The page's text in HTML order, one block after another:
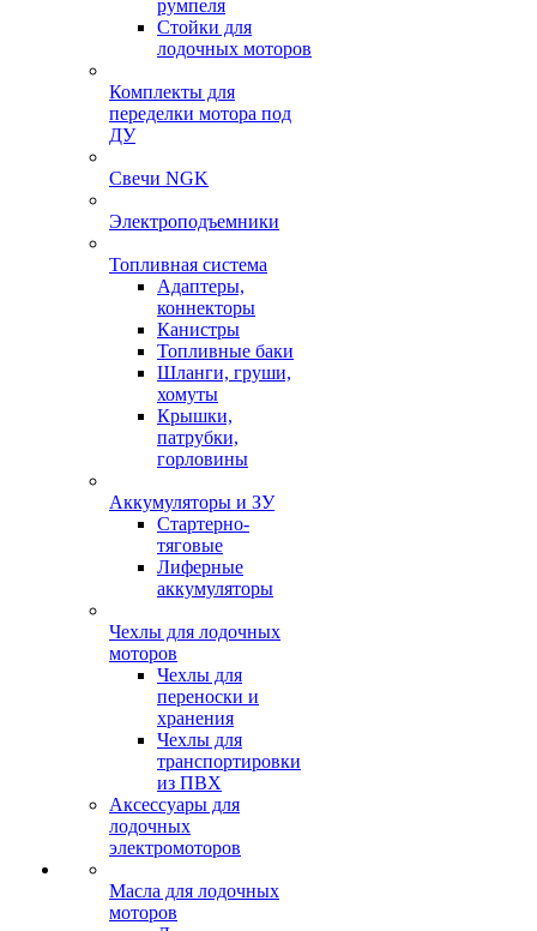
румпеля
Стойки для
лодочных моторов
Комплекты для
переделки мотора под
ДУ
Свечи NGK
Электроподъемники
Топливная система
Адаптеры,
коннекторы
Канистры
Топливные баки
Шланги, груши,
хомуты
Крышки,
патрубки,
горловины
Аккумуляторы и ЗУ
Стартерно-
тяговые
Лиферные
аккумуляторы
Чехлы для лодочных
моторов
Чехлы для
переноски и
хранения
Чехлы для
транспортировки
из ПВХ
Аксессуары для
лодочных
электромоторов
Масла для лодочных
моторов